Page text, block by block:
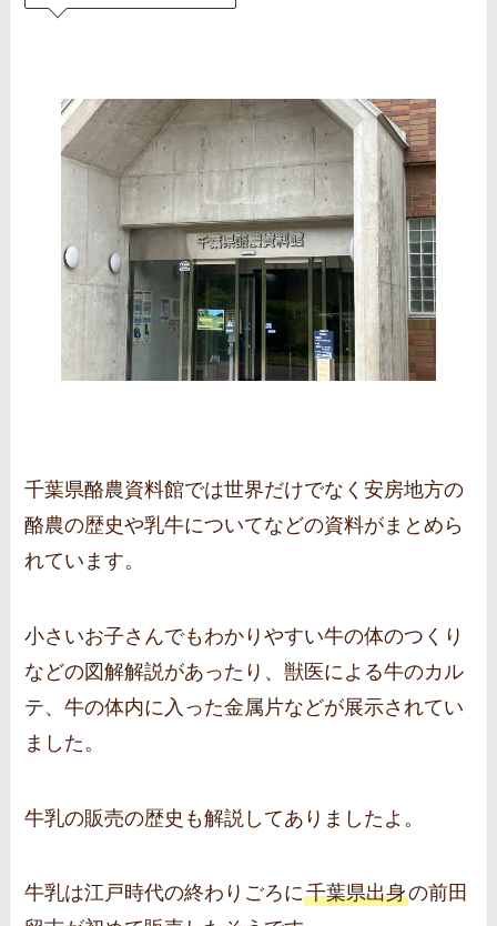
千葉県酪農資料館では世界だけでなく安房地方の
酪農の歴史や乳牛についてなどの資料がまとめら
れています。
小さいお子さんでもわかりやすい牛の体のつくり
などの図解解説があったり、獣医による牛のカル
テ、牛の体内に入った金属片などが展示されてい
ました。
牛乳の販売の歴史も解説してありましたよ。
牛乳は江戸時代の終わりごろに千葉県出身の前田